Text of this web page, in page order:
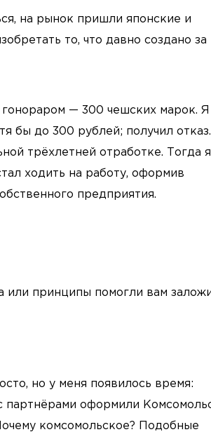
на рынок пришли японские и
то, что давно создано за
— 300 чешских марок. Я
бы до 300 рублей; получил отказ.
трёхлетней отработке. Тогда
ходить на работу, оформив
предприятия.
или принципы помогли вам
но у меня появилось время:
партнёрами оформили
комсомольское? Подобные